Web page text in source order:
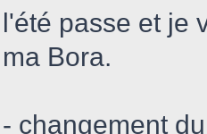
l'été passe et je
ma Bora.
- changement